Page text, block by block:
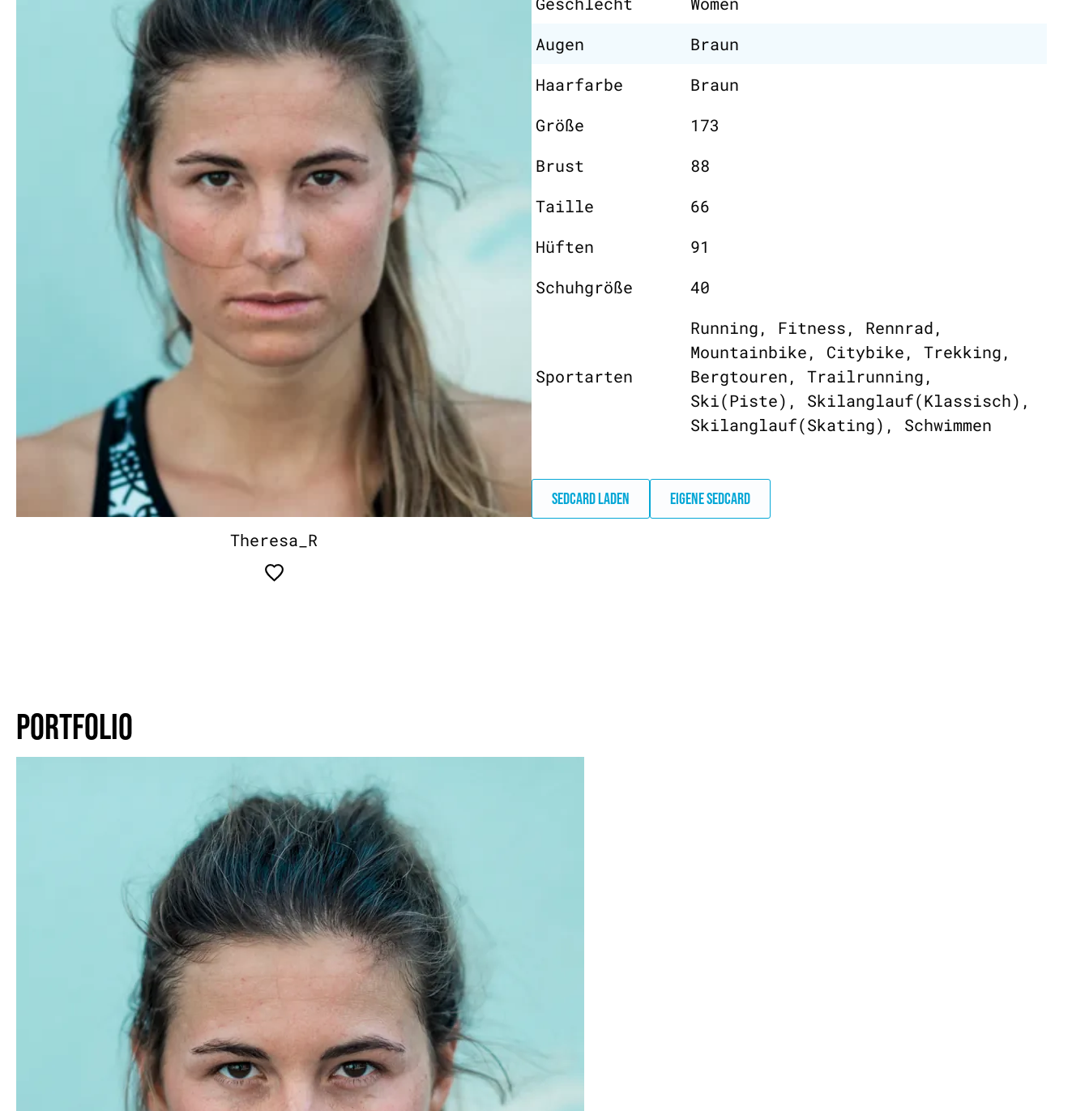
Theresa_R
Augen
Braun
Haarfarbe
Braun
Größe
173
Brust
88
Taille
66
Hüften
91
Schuhgröße
40
Sportarten
Running, Fitness, Rennrad,
Mountainbike, Citybike, Trekking,
Bergtouren, Trailrunning,
Ski(Piste), Skilanglauf(Klassisch),
Skilanglauf(Skating), Schwimmen
SEDCARD LADEN EIGENE SEDCARD
PORTFOLIO